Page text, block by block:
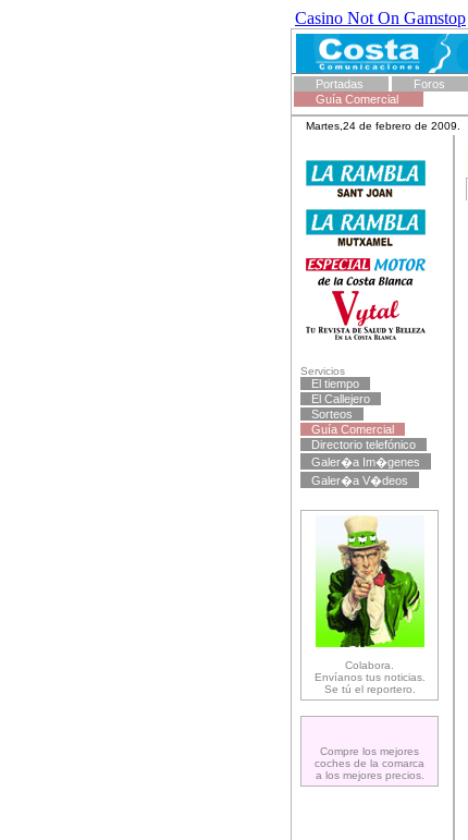
Casino Not On Gamstop
Portadas Foros
Guía Comercial
Martes,24 de febrero de 2009.
Servicios
El tiempo
El Callejero
Sorteos
Guía Comercial
Directorio telefónico
Galer�a Im�genes
Galer�a V�deos
Colabora.
Envíanos tus noticias.
Se tú el reportero.
Compre los mejores
coches de la comarca
a los mejores precios.